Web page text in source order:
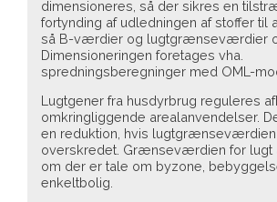
dimensioneres, så der sikres en
fortynding af udledningen af stoffer til
så B-værdier og lugtgrænseværdier
Dimensioneringen foretages vha.
spredningsberegninger med OML-
Lugtgener fra husdyrbrug reguleres
omkringliggende arealanvendelser.
en reduktion, hvis
overskredet. Grænseværdien for lugt
om der er tale om byzone,
enkeltbolig.